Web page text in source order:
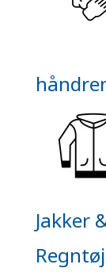
Jakker
Regntøj